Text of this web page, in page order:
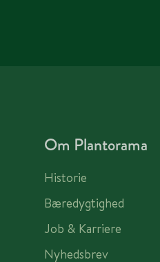
Om Plantorama
Historie
Bæredygtighed
Job & Karriere
Nyhedsbrev